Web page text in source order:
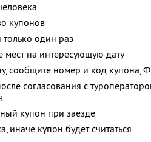
купонов
один раз
мест на интересующую дату
сообщите номер и код купона,
согласования с
купон при заезде
иначе купон будет считаться